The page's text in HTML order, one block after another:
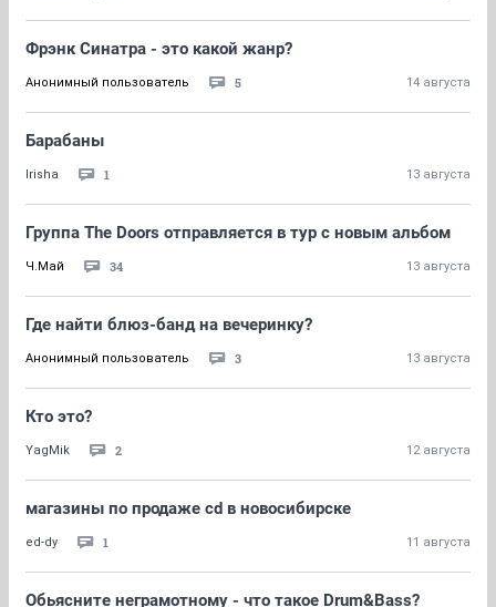
Фрэнк Синатра - это какой жанр?
Анонимный пользователь 5 14 августа
Барабаны
Irisha 1 13 августа
Группа The Doors отправляется в тур c новым альбом
Ч.Май 34 13 августа
Где найти блюз-банд на вечеринку?
Анонимный пользователь 3 13 августа
Кто это?
YagMik 2 12 августа
магазины по продаже cd в новосибирске
ed-dy 1 11 августа
Обьясните неграмотному - что такое Drum&Bass?